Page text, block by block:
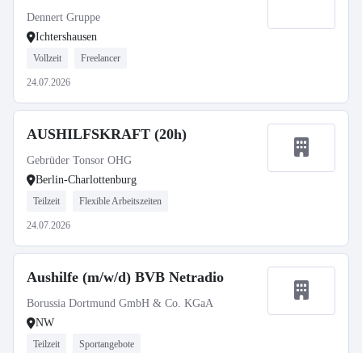
Dennert Gruppe
Ichtershausen
Vollzeit Freelancer
24.07.2026
AUSHILFSKRAFT (20h)
Gebrüder Tonsor OHG
Berlin-Charlottenburg
Teilzeit Flexible Arbeitszeiten
24.07.2026
Aushilfe (m/w/d) BVB Netradio
Borussia Dortmund GmbH & Co. KGaA
NW
Teilzeit Sportangebote